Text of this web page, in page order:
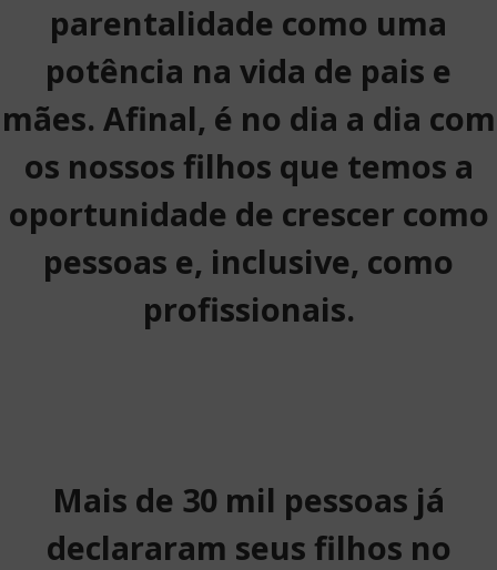
parentalidade como uma
potência na vida de pais e
mães. Afinal, é no dia a dia com
os nossos filhos que temos a
oportunidade de crescer como
pessoas e, inclusive, como
profissionais.
Mais de 30 mil pessoas já
declararam seus filhos no